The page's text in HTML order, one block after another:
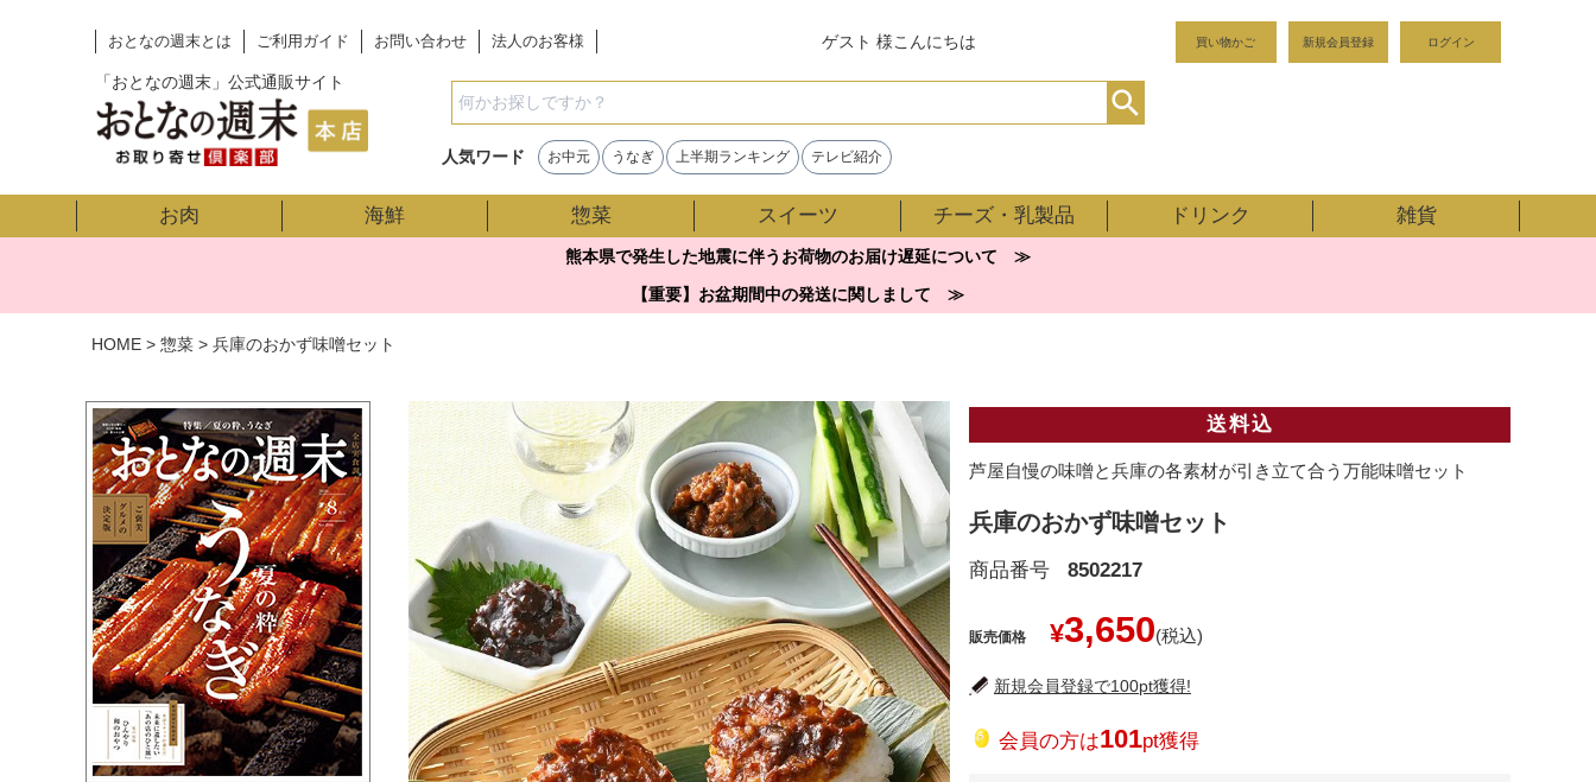
おとなの週末とは ご利用ガイド お問い合わせ 法人のお客様 ゲスト 様こんにちは
「おとなの週末」公式通販サイト
買い物かご 新規会員登録 ログイン
検索
人気ワード お中元 うなぎ 上半期ランキング テレビ紹介
お肉 海鮮 惣菜 スイーツ チーズ・乳製品 ドリンク 雑貨
熊本県で発生した地震に伴うお荷物のお届け遅延について ≫
【重要】お盆期間中の発送に関しまして ≫
HOME 惣菜 兵庫のおかず味噌セット
送料込
芦屋自慢の味噌と兵庫の各素材が引き立て合う万能味噌セット
兵庫のおかず味噌セット
商品番号 8502217
販売価格 ¥3,650
新規会員登録で100pt獲得!
会員の方は101pt獲得